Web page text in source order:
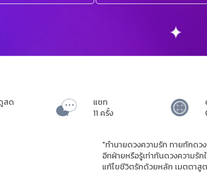
สด
แชท
11 ครั้ง
"ทำนายดวงความรัก ทายทักดว
อีกฝ่ายหรือรู้เท่าทันดวงความรั
แก้ไขชีวิตรักด้วยหลัก เมตตาสู